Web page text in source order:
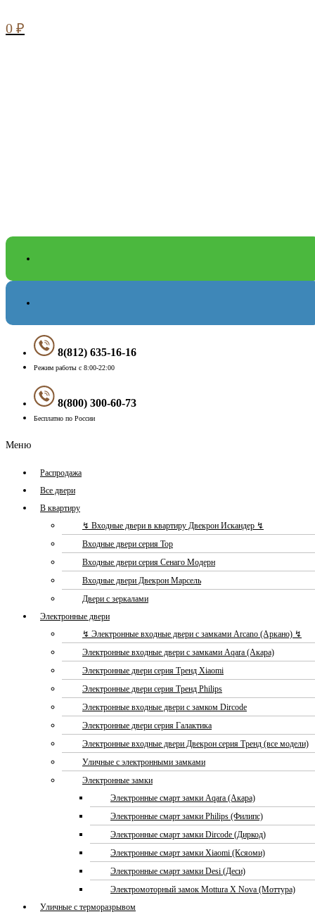
0 ₽
8(812) 635-16-16
Режим работы с 8:00-22:00
8(800) 300-60-73
Бесплатно по России
Меню
Распродажа
Все двери
В квартиру
↯ Входные двери в квартиру Двекрон Искандер ↯
Входные двери серия Тор
Входные двери серия Сенаго Модерн
Входные двери Двекрон Марсель
Двери с зеркалами
Электронные двери
↯ Электронные входные двери с замками Arcano (Аркано) ↯
Электронные входные двери с замками Aqara (Акара)
Электронные двери серия Тренд Xiaomi
Электронные двери серия Тренд Philips
Электронные входные двери с замком Dircode
Электронные двери серия Галактика
Электронные входные двери Двекрон серия Тренд (все модели)
Уличные с электронными замками
Электронные замки
Электронные смарт замки Aqara (Акара)
Электронные смарт замки Philips (Филипс)
Электронные смарт замки Dircode (Диркод)
Электронные смарт замки Xiaomi (Ксяоми)
Электронные смарт замки Desi (Деси)
Электромоторный замок Mottura X Nova (Моттура)
Уличные с терморазрывом